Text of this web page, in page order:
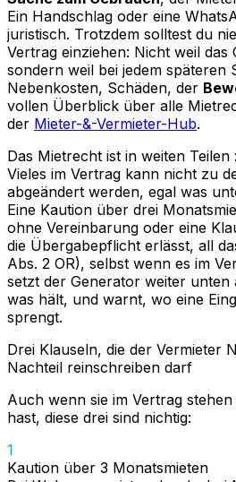
Ein Handschlag oder eine
juristisch. Trotzdem solltest du
Vertrag einziehen: Nicht weil das
sondern weil bei jedem späteren
Nebenkosten, Schäden, der
vollen Überblick über alle
der Mieter-&-Vermieter-Hub.
Das Mietrecht ist in weiten Teilen
Vieles im Vertrag kann nicht zu
abgeändert werden, egal was
Eine Kaution über drei
ohne Vereinbarung oder eine
die Übergabepflicht erlässt, all
Abs. 2 OR), selbst wenn es im
setzt der Generator weiter
was hält, und warnt, wo eine
sprengt.
Drei Klauseln, die der Vermieter
Nachteil reinschreiben darf
Auch wenn sie im Vertrag
hast, diese drei sind nichtig:
1
Kaution über 3 Monatsmieten